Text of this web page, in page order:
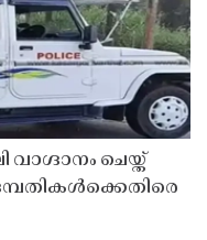
ചെയ്ത്